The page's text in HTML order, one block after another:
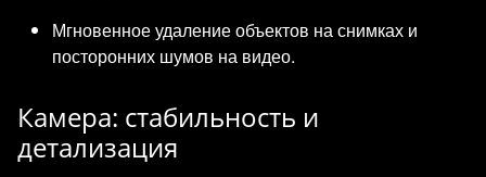
Мгновенное удаление объектов на снимках и
посторонних шумов на видео.
Камера: стабильность и
детализация